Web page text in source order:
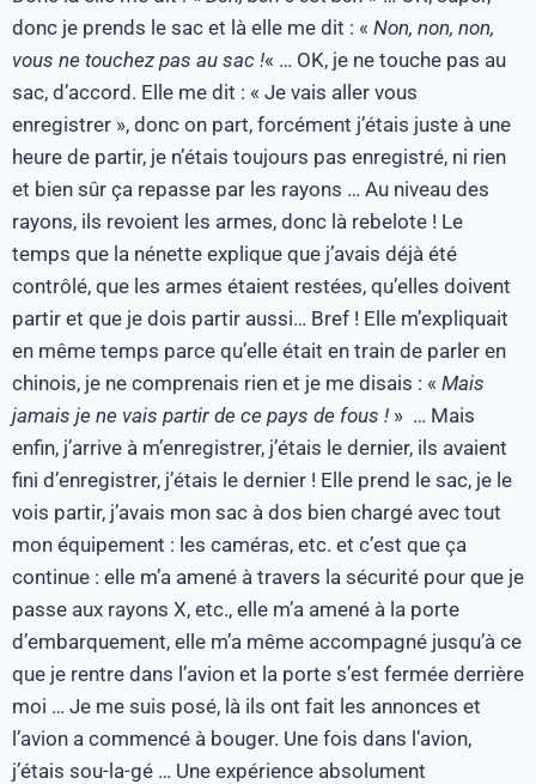
donc je prends le sac et là elle me dit : « Non, non, non,
vous ne touchez pas au sac !« … OK, je ne touche pas au
sac, d’accord. Elle me dit : « Je vais aller vous
enregistrer », donc on part, forcément j’étais juste à une
heure de partir, je n’étais toujours pas enregistré, ni rien
et bien sûr ça repasse par les rayons … Au niveau des
rayons, ils revoient les armes, donc là rebelote ! Le
temps que la nénette explique que j’avais déjà été
contrôlé, que les armes étaient restées, qu’elles doivent
partir et que je dois partir aussi… Bref ! Elle m’expliquait
en même temps parce qu’elle était en train de parler en
chinois, je ne comprenais rien et je me disais : « Mais
jamais je ne vais partir de ce pays de fous ! » … Mais
enfin, j’arrive à m’enregistrer, j’étais le dernier, ils avaient
fini d’enregistrer, j’étais le dernier ! Elle prend le sac, je le
vois partir, j’avais mon sac à dos bien chargé avec tout
mon équipement : les caméras, etc. et c’est que ça
continue : elle m’a amené à travers la sécurité pour que je
passe aux rayons X, etc., elle m’a amené à la porte
d’embarquement, elle m’a même accompagné jusqu’à ce
que je rentre dans l’avion et la porte s’est fermée derrière
moi … Je me suis posé, là ils ont fait les annonces et
l’avion a commencé à bouger. Une fois dans l’avion,
j’étais sou-la-gé … Une expérience absolument